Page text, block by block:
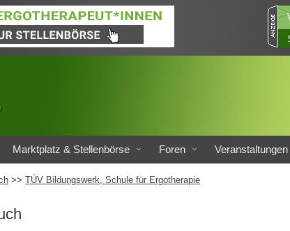
Marktplatz & Stellenbörse Foren Veranstaltungen
>> TÜV Bildungswerk, Schule für Ergotherapie